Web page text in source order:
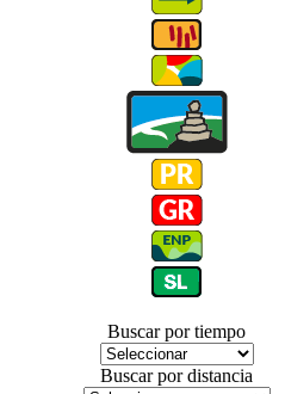
Buscar por tiempo
Buscar por distancia